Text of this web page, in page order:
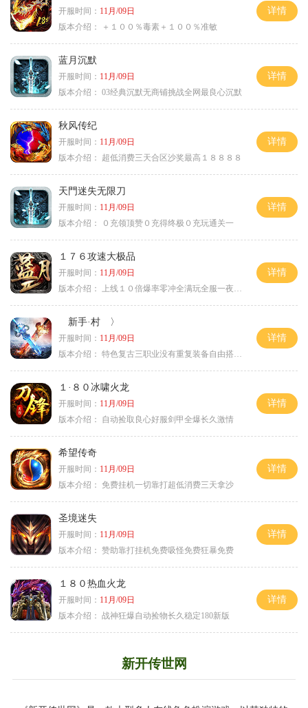
开服时间： 11月/09日
版本介绍：
＋１００％毒素＋１００％准敏
详情
蓝月沉默
开服时间： 11月/09日
版本介绍： 03经典沉默无商铺挑战全网最良心沉默
详情
秋风传纪
开服时间： 11月/09日
版本介绍：
超低消费三天合区沙奖最高１８８８８
详情
天門迷失无限刀
开服时间： 11月/09日
版本介绍：
０充领顶赞０充得终极０充玩通关一
详情
１７６攻速大极品
开服时间： 11月/09日
版本介绍：
上线１０倍爆率零冲全满玩全服一夜终极
详情
新手·村 〉
开服时间： 11月/09日
版本介绍： 特色复古三职业没有重复装备自由搭配私
详情
１·８０冰啸火龙
开服时间： 11月/09日
版本介绍：
自动捡取良心好服剑甲全爆长久激情
详情
希望传奇
开服时间： 11月/09日
版本介绍： 免费挂机一切靠打超低消费三天拿沙
详情
圣境迷失
开服时间： 11月/09日
版本介绍： 赞助靠打挂机免费吸怪免费狂暴免费
详情
１８０热血火龙
开服时间： 11月/09日
版本介绍： 战神狂爆自动捡物长久稳定180新版
详情
新开传世网